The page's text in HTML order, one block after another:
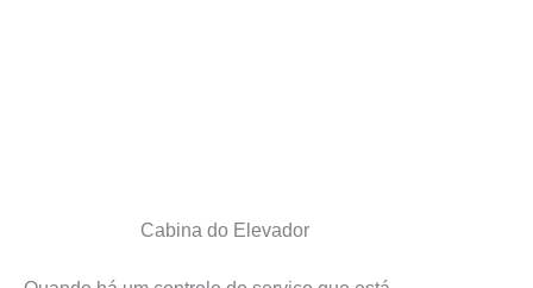
Cabina do Elevador